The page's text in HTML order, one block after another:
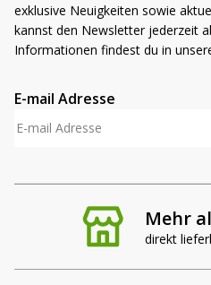
Mehr
direkt
exklusive Neuigkeiten sowie
kannst den Newsletter jederzeit
Informationen findest du in
E-mail Adresse